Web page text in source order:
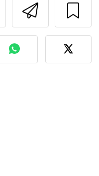
Imprima
com o autor